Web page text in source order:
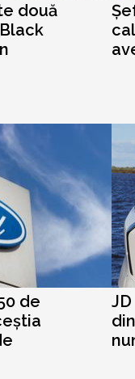
două
de